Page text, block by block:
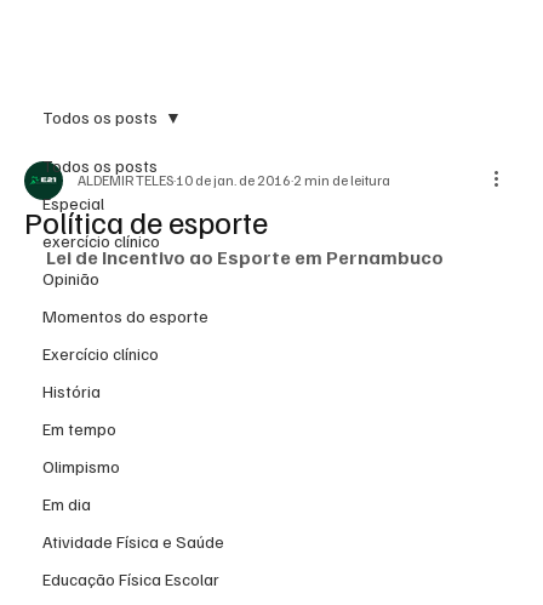
Todos os posts
Especial
exercício clínico
Opinião
Momentos do esporte
Exercício clínico
História
Em tempo
Olimpismo
Em dia
Atividade Física e Saúde
Educação Física Escolar
Todos os posts
Política de esporte
ALDEMIR TELES 10 de jan. de 2016 2 min de leitura
Lei de Incentivo ao Esporte em Pernambuco